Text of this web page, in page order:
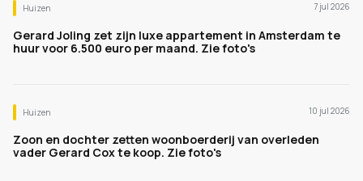
Huizen 7 jul 2026
Gerard Joling zet zijn luxe appartement in Amsterdam te
huur voor 6.500 euro per maand. Zie foto's
Huizen 10 jul 2026
Zoon en dochter zetten woonboerderij van overleden
vader Gerard Cox te koop. Zie foto's